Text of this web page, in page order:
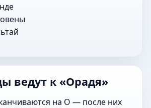
ведут к «Орадя»
на О — после них